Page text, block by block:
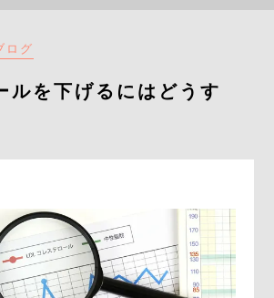
ログ
ルを下げるにはどうす
平日9：00～17：00
定休日：土日祝日